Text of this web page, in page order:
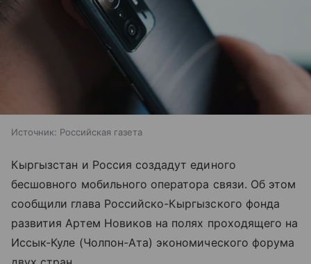
Источник: Российская газета
Кыргызстан и Россия создадут единого
бесшовного мобильного оператора связи. Об этом
сообщили глава Российско-Кыргызского фонда
развития Артем Новиков на полях проходящего на
Иссык-Куле (Чолпон-Ата) экономического форума